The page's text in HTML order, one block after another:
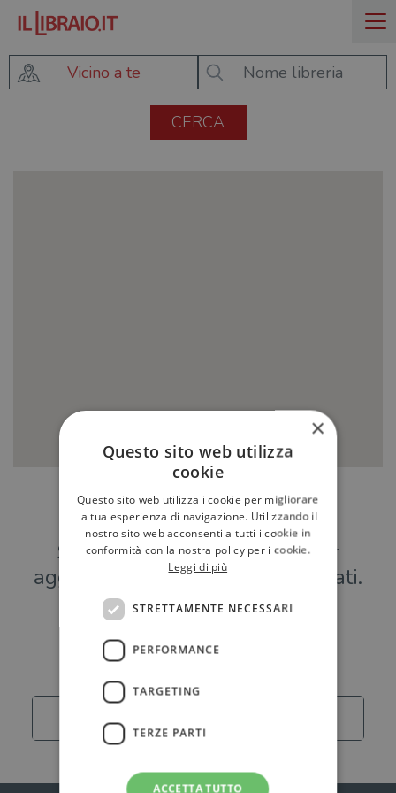
Vicino a te
Hai una libreria?
Scrivici a
per
aggiungere o modificare i tuoi dati.
Librerie
×
Questo sito web utilizza
cookie
Questo sito web utilizza i cookie per migliorare
la tua esperienza di navigazione. Utilizzando il
nostro sito web acconsenti a tutti i cookie in
conformità con la nostra policy per i cookie.
Leggi di più
STRETTAMENTE NECESSARI
PERFORMANCE
TARGETING
TERZE PARTI
ACCETTA TUTTO